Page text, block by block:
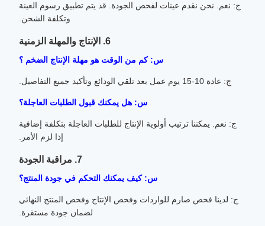
ج: نعم. نحن نقدم عينات لفحص الجودة. قد يتم تطبيق رسوم العينة
وتكلفة الشحن.
6. الإنتاج والمهلة الزمنية
س: كم من الوقت هو مهلة الإنتاج الضخم ؟
ج: عادة 10-15 يوم عمل بعد تلقي الودائع وتأكيد جميع التفاصيل.
س: هل يمكنك قبول الطلبات العاجلة؟
ج: نعم. يمكننا ترتيب أولوية الإنتاج للطلبات العاجلة بتكلفة إضافية
إذا لزم الأمر.
7. مراقبة الجودة
س: كيف يمكنك التحكم في جودة المنتج؟
ج: لدينا فحص صارم للواردات وفحص الإنتاج وفحص المنتج النهائي
لضمان جودة مستقرة.